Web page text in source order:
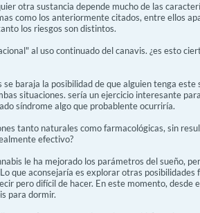
otra sustancia depende mucho de las
como los anteriormente citados, entre ellos
los riesgos son distintos.
al uso continuado del canavis. ¿es esto
baraja la posibilidad de que alguien tenga
situaciones. sería un ejercicio interesante
síndrome algo que probablente ocurriría.
tanto naturales como farmacológicas, sin
efectivo?
le ha mejorado los parámetros del sueño,
que aconsejaría es explorar otras
pero difícil de hacer. En este momento,
para dormir.